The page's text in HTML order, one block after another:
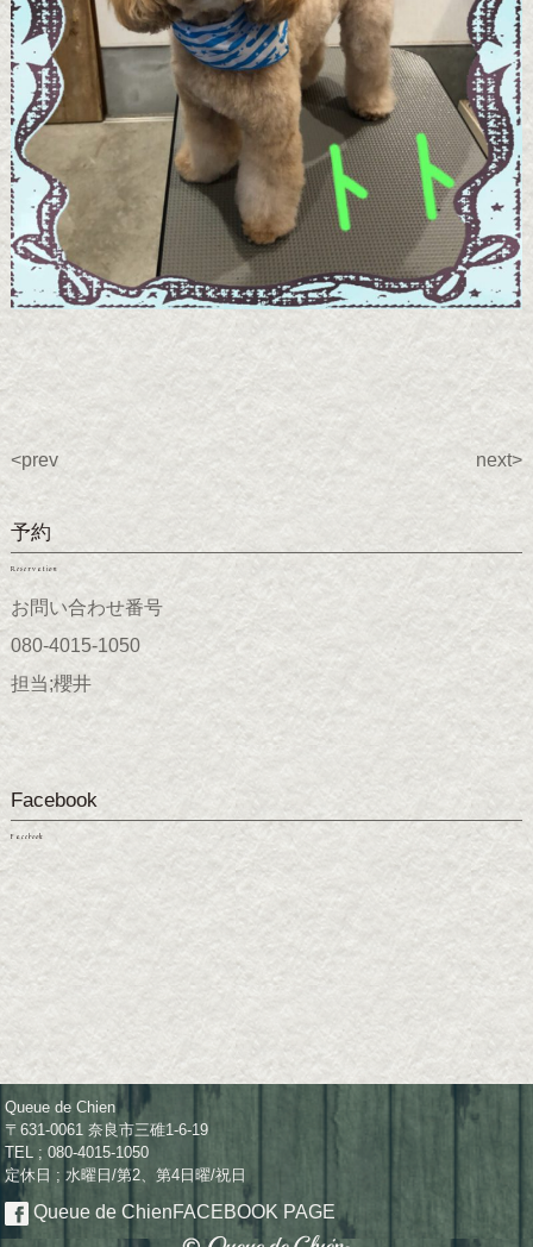
<prev next>
予約
Reservation
お問い合わせ番号
080-4015-1050
担当;櫻井
Facebook
Facebook
Queue de Chien
〒631-0061 奈良市三碓1-6-19
TEL ; 080-4015-1050
定休日 ; 水曜日/第2、第4日曜/祝日
Queue de ChienFACEBOOK PAGE